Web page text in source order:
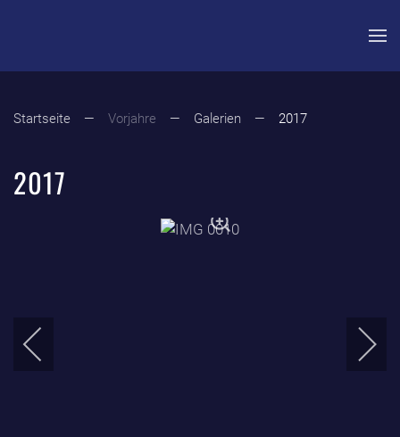
Startseite Vorjahre Galerien 2017
2017